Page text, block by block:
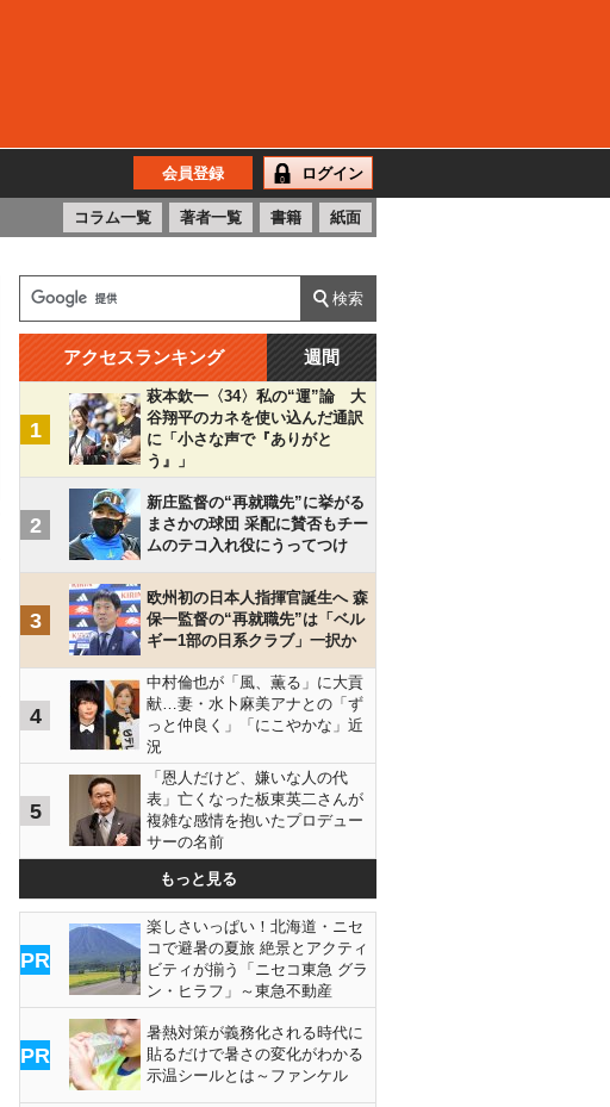
会員登録 ログイン
コラム一覧 著者一覧 書籍 紙面
アクセスランキング 週間
1
萩本欽一〈34〉私の“運”論 大
谷翔平のカネを使い込んだ通訳
に「小さな声で『ありがと
う』」
2
新庄監督の“再就職先”に挙がる
まさかの球団 采配に賛否もチー
ムのテコ入れ役にうってつけ
3
欧州初の日本人指揮官誕生へ 森
保一監督の“再就職先”は「ベル
ギー1部の日系クラブ」一択か
4
中村倫也が「風、薫る」に大貢
献…妻・水卜麻美アナとの「ず
っと仲良く」「にこやかな」近
況
5
「恩人だけど、嫌いな人の代
表」亡くなった板東英二さんが
複雑な感情を抱いたプロデュー
サーの名前
もっと見る
PR
楽しさいっぱい！北海道・ニセ
コで避暑の夏旅 絶景とアクティ
ビティが揃う「ニセコ東急 グラ
ン・ヒラフ」～東急不動産
PR
暑熱対策が義務化される時代に
貼るだけで暑さの変化がわかる
示温シールとは～ファンケル